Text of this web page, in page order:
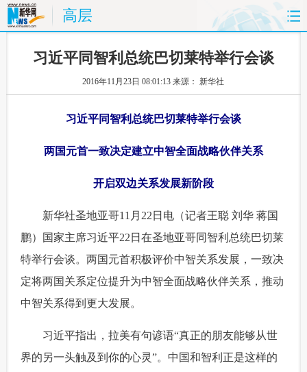
高层
首页 时政 国际 财经
体育 人事
思客 地方
港澳 台湾 华人 汽车
能源 房产
彩票
旅游 健康 信息化 数据
金融
富媒体 摄影 新华广播
新华电视中文 新华电视英文 返回PC
习近平同智利总统巴切莱特举行会谈
2016年11月23日 08:01:13来源： 新华社
习近平同智利总统巴切莱特举行会谈
两国元首一致决定建立中智全面战略伙伴关系
开启双边关系发展新阶段
新华社圣地亚哥11月22日电（记者王聪 刘华 蒋国
鹏）国家主席习近平22日在圣地亚哥同智利总统巴切莱
特举行会谈。两国元首积极评价中智关系发展，一致决
定将两国关系定位提升为中智全面战略伙伴关系，推动
中智关系得到更大发展。
习近平指出，拉美有句谚语“真正的朋友能够从世
界的另一头触及到你的心灵”。中国和智利正是这样的